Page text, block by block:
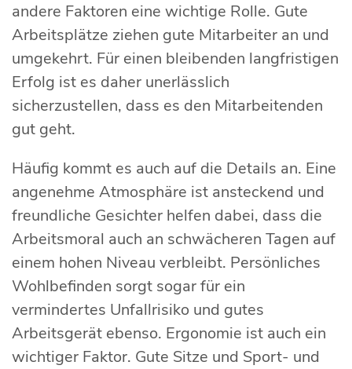
andere Faktoren eine wichtige Rolle. Gute
Arbeitsplätze ziehen gute Mitarbeiter an und
umgekehrt. Für einen bleibenden langfristigen
Erfolg ist es daher unerlässlich
sicherzustellen, dass es den Mitarbeitenden
gut geht.
Häufig kommt es auch auf die Details an. Eine
angenehme Atmosphäre ist ansteckend und
freundliche Gesichter helfen dabei, dass die
Arbeitsmoral auch an schwächeren Tagen auf
einem hohen Niveau verbleibt. Persönliches
Wohlbefinden sorgt sogar für ein
vermindertes Unfallrisiko und gutes
Arbeitsgerät ebenso. Ergonomie ist auch ein
wichtiger Faktor. Gute Sitze und Sport- und